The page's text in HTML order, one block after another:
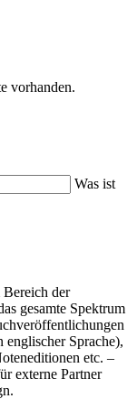
vorhanden.
Was ist
Bereich der
gesamte Spektrum
englischer Sprache),
etc. –
externe Partner